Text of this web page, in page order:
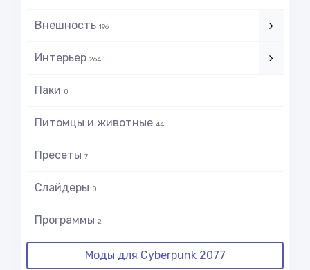
Внешность 196
Интерьер 264
Паки 0
Питомцы и животные 44
Пресеты 7
Слайдеры 0
Программы 2
Моды для Cyberpunk 2077